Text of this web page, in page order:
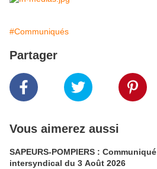
#Communiqués
Partager
Vous aimerez aussi
SAPEURS-POMPIERS : Communiqué
intersyndical du 3 Août 2026